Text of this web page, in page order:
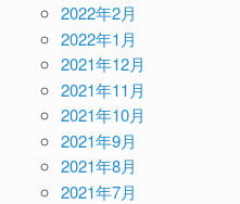
2022年2月
2022年1月
2021年12月
2021年11月
2021年10月
2021年9月
2021年8月
2021年7月